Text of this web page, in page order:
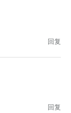
回复
回复